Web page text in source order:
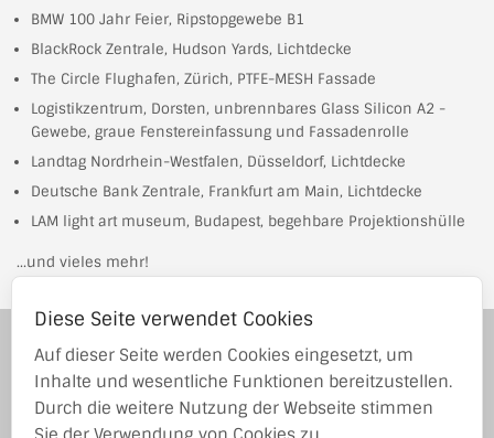
BMW 100 Jahr Feier, Ripstopgewebe B1
BlackRock Zentrale, Hudson Yards, Lichtdecke
The Circle Flughafen, Zürich, PTFE-MESH Fassade
Logistikzentrum, Dorsten, unbrennbares Glass Silicon A2 -
Gewebe, graue Fenstereinfassung und Fassadenrolle
Landtag Nordrhein-Westfalen, Düsseldorf, Lichtdecke
Deutsche Bank Zentrale, Frankfurt am Main, Lichtdecke
LAM light art museum, Budapest, begehbare Projektionshülle
…und vieles mehr!
Stottrop-Textil GmbH wurde 1983 in Emsdetten gegründet und ist
im In- und Ausland mit der Entwicklung und dem Vertrieb von
technischen Geweben tätig.
Grevener Damm 93
Diese Seite verwendet Cookies
Auf dieser Seite werden Cookies eingesetzt, um
Inhalte und wesentliche Funktionen bereitzustellen.
Durch die weitere Nutzung der Webseite stimmen